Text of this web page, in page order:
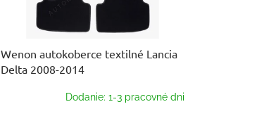
Wenon autokoberce textilné Lancia
Delta 2008-2014
Dodanie: 1-3 pracovné dni